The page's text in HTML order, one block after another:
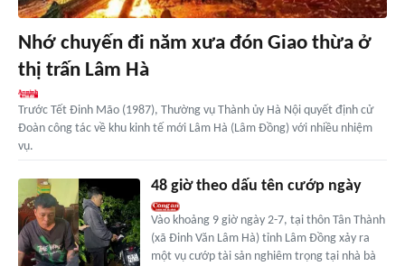
Nhớ chuyến đi năm xưa đón Giao thừa ở
thị trấn Lâm Hà
Trước Tết Đinh Mão (1987), Thường vụ Thành ủy Hà Nội quyết định cử
Đoàn công tác về khu kinh tế mới Lâm Hà (Lâm Đồng) với nhiều nhiệm
vụ.
48 giờ theo dấu tên cướp ngày
Vào khoảng 9 giờ ngày 2-7, tại thôn Tân Thành
(xã Đinh Văn Lâm Hà) tỉnh Lâm Đồng xảy ra
một vụ cướp tài sản nghiêm trọng tại nhà bà